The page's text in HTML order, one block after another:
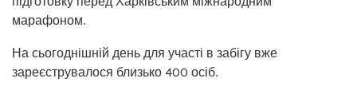
марафоном.
На сьогоднішній день для участі в забігу вже
зареєструвалося близько 400 осіб.